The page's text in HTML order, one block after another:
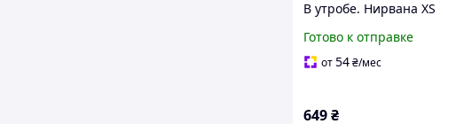
В утробе. Нирвана XS
Готово к отправке
от54₴/мес
649₴